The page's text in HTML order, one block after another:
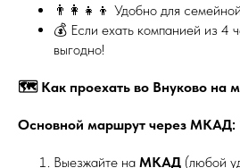
👨‍👩‍👧‍👦 Удобно для
💰 Если ехать компанией из 4
выгодно!
🗺️ Как проехать во Внуково на
Основной маршрут через МКАД:
Выезжайте на МКАД (любой